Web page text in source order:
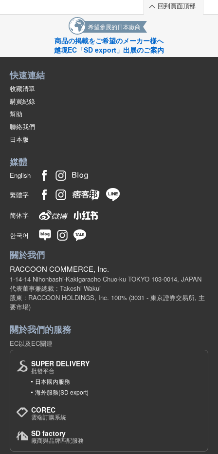
回到頁面頂部
希望參展的日本廠商
商品の掲載をご希望のメーカー様へ
越境EC「SD export」出展のご案内
快速連結
收藏清單
購買紀錄
幫助
聯絡我們
日本版
媒體
English
繁體字
简体字
한국어
關於我們
RACCOON COMMERCE, Inc.
1-14-14 Nihonbashi-Kakigaracho Chuo-ku TOKYO 103-0014, JAPAN
代表董事兼總裁 : Takeshi Wakui
股東 : RACCOON HOLDINGS, Inc. 100% (3031 - 東京證券交易所, 主
要市場)
關於我們的服務
EC以及EC關連
SUPER DELIVERY
批發平台
日本國內服務
海外服務(SD export)
COREC
雲端訂購系統
SD factory
廠商與品牌匹配服務